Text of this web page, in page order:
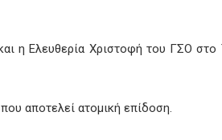
η Ελευθερία Χριστοφή του ΓΣΟ στο
αποτελεί ατομική επίδοση.